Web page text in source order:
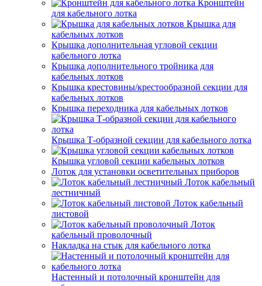
Кронштейн
для кабельного лотка
Крышка для
кабельных лотков
Крышка дополнительная угловой секции
кабельного лотка
Крышка дополнительного тройника для
кабельных лотков
Крышка крестовины/крестообразной секции для
кабельных лотков
Крышка переходника для кабельных лотков
Крышка Т-образной секции для кабельного лотка
Крышка угловой секции кабельных лотков
Лоток для установки осветительных приборов
Лоток кабельный
лестничный
Лоток кабельный
листовой
Лоток
кабельный проволочный
Накладка на стык для кабельного лотка
Настенный и потолочный кронштейн для